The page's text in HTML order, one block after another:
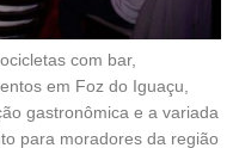
com bar,
em Foz do Iguaçu,
gastronômica e a variada
para moradores da região